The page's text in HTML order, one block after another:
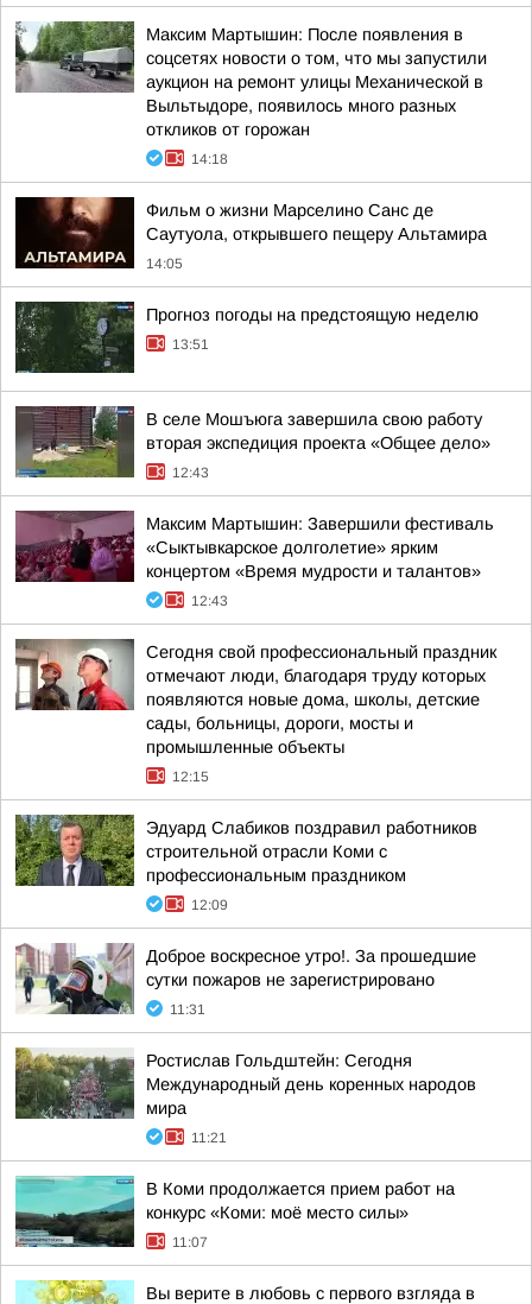
Максим Мартышин: После появления в
соцсетях новости о том, что мы запустили
аукцион на ремонт улицы Механической в
Выльтыдоре, появилось много разных
откликов от горожан
14:18
Фильм о жизни Марселино Санс де
Саутуола, открывшего пещеру Альтамира
14:05
Прогноз погоды на предстоящую неделю
13:51
В селе Мошъюга завершила свою работу
вторая экспедиция проекта «Общее дело»
12:43
Максим Мартышин: Завершили фестиваль
«Сыктывкарское долголетие» ярким
концертом «Время мудрости и талантов»
12:43
Сегодня свой профессиональный праздник
отмечают люди, благодаря труду которых
появляются новые дома, школы, детские
сады, больницы, дороги, мосты и
промышленные объекты
12:15
Эдуард Слабиков поздравил работников
строительной отрасли Коми с
профессиональным праздником
12:09
Доброе воскресное утро!. За прошедшие
сутки пожаров не зарегистрировано
11:31
Ростислав Гольдштейн: Сегодня
Международный день коренных народов
мира
11:21
В Коми продолжается прием работ на
конкурс «Коми: моё место силы»
11:07
Вы верите в любовь с первого взгляда в